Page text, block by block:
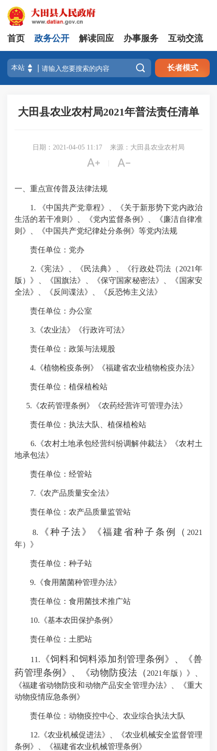
首页 政务公开 解读回应 办事服务 互动交流
 长者模式
大田县农业农村局2021年普法责任清单
日期：2021-04-05 11:17 来源：大田县农业农村局
 
一、重点宣传普及法律法规
1. 《中国共产党章程》、《关于新形势下党内政治
生活的若干准则》、《党内监督条例》、《廉洁自律准
则》、《中国共产党纪律处分条例》等党内法规
责任单位：党办
2.《宪法》、《民法典》、《行政处罚法（2021年
版）》、《国旗法》、《保守国家秘密法》、《国家安
全法》、《反间谍法》、《反恐怖主义法》
责任单位：办公室
3. 《农业法》《行政许可法》
责任单位：政策与法规股
4. 《植物检疫条例》《福建省农业植物检疫办法》
责任单位：植保植检站
5. 《农药管理条例》《农药经营许可管理办法》
责任单位：执法大队、植保植检站
6. 《农村土地承包经营纠纷调解仲裁法》《农村土
地承包法》
责任单位：经管站
7. 《农产品质量安全法》
责任单位：农产品质量监管站
8. 《种子法》《福建省种子条例（ 2021
年）》
责任单位：种子站
9. 《食用菌菌种管理办法》
责任单位：食用菌技术推广站
10. 《基本农田保护条例》
责任单位：土肥站
11 .
《饲料和饲料添加剂管理条例》、《兽
药管理条例》、《动物防疫法（ 2021年版）》、
《福建省动物防疫和动物产品安全管理办法》、《重大
动物疫情应急条例》
责任单位： 动物疫控中心 、农业综合执法大队
12. 《农业机械促进法》、《农业机械安全监督管理
条例》、《福建省农业机械管理条例》